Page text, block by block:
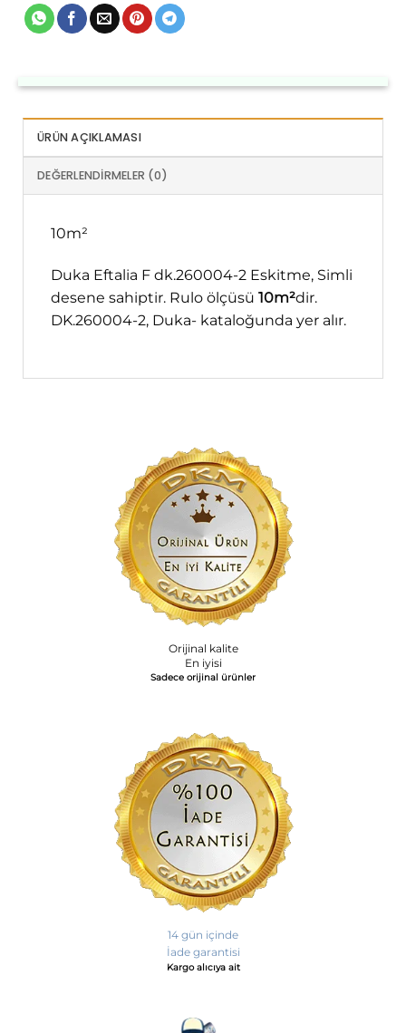
ÜRÜN AÇIKLAMASI
DEĞERLENDIRMELER (0)
10m²
Duka Eftalia F dk.260004-2 Eskitme, Simli
desene sahiptir. Rulo ölçüsü 10m²dir.
DK.260004-2, Duka- kataloğunda yer alır.
Orijinal kalite
En iyisi
Sadece orijinal ürünler
14 gün içinde
İade garantisi
Kargo alıcıya ait